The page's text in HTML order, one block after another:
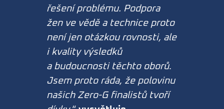
řešení problému. Podpora
žen ve vědě a technice proto
není jen otázkou rovnosti, ale
i kvality výsledků
a budoucnosti těchto oborů.
Jsem proto ráda, že polovinu
našich Zero-G finalistů tvoří